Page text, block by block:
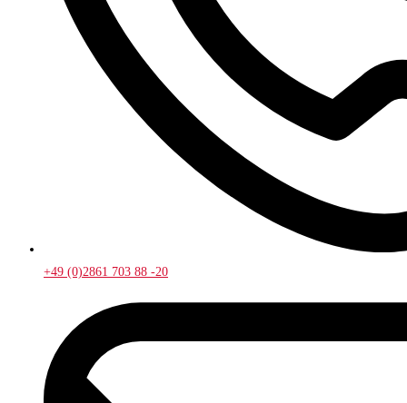
+49 (0)2861 703 88 -20